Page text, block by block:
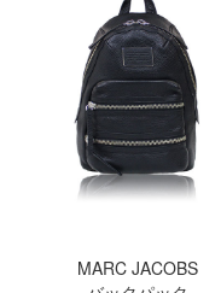
MARC JACOBS